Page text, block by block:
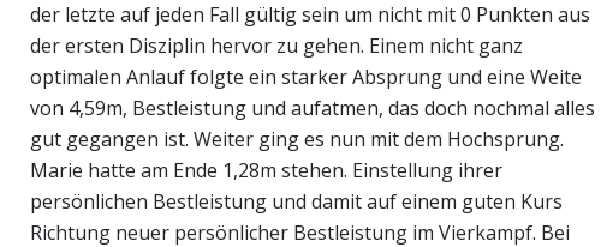
der letzte auf jeden Fall gültig sein um nicht mit 0 Punkten aus
der ersten Disziplin hervor zu gehen. Einem nicht ganz
optimalen Anlauf folgte ein starker Absprung und eine Weite
von 4,59m, Bestleistung und aufatmen, das doch nochmal alles
gut gegangen ist. Weiter ging es nun mit dem Hochsprung.
Marie hatte am Ende 1,28m stehen. Einstellung ihrer
persönlichen Bestleistung und damit auf einem guten Kurs
Richtung neuer persönlicher Bestleistung im Vierkampf. Bei